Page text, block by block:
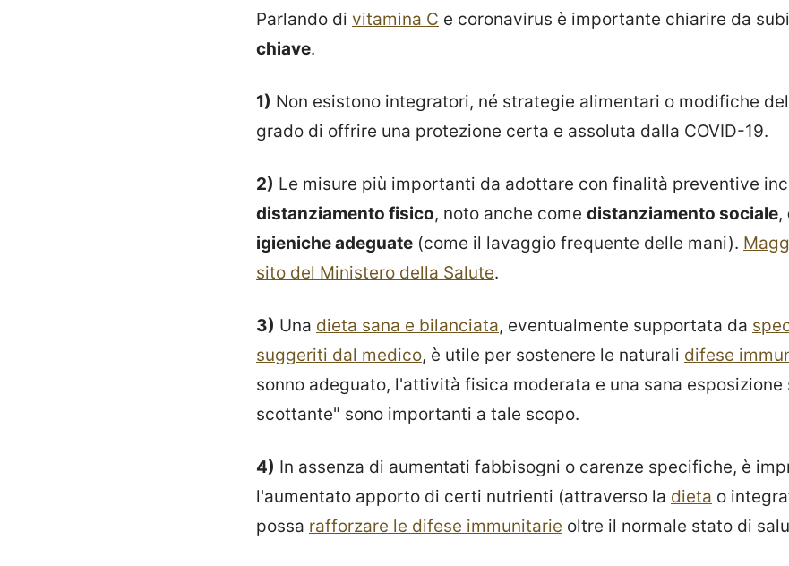
Parlando di vitamina C e coronavirus è importante chiarire da
chiave.
1) Non esistono integratori, né strategie alimentari o modifiche
grado di offrire una protezione certa e assoluta dalla COVID-19.
2) Le misure più importanti da adottare con finalità preventive
distanziamento fisico, noto anche come distanziamento sociale,
igieniche adeguate (come il lavaggio frequente delle mani).
sito del Ministero della Salute.
3) Una dieta sana e bilanciata, eventualmente supportata da
suggeriti dal medico, è utile per sostenere le naturali difese
sonno adeguato, l'attività fisica moderata e una sana esposizione
scottante" sono importanti a tale scopo.
4) In assenza di aumentati fabbisogni o carenze specifiche, è
l'aumentato apporto di certi nutrienti (attraverso la dieta o
possa rafforzare le difese immunitarie oltre il normale stato di